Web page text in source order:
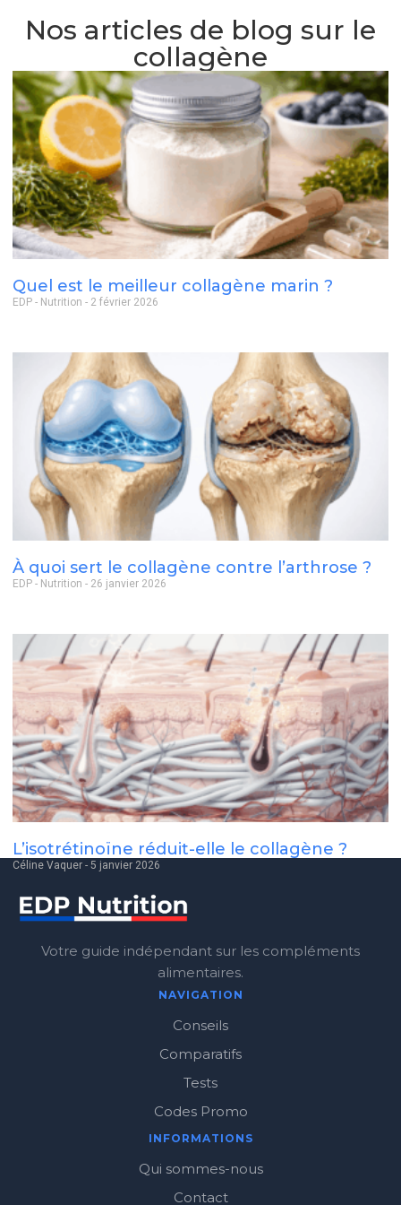
Nos articles de blog sur le
collagène
Quel est le meilleur collagène marin ?
EDP - Nutrition 2 février 2026
À quoi sert le collagène contre l’arthrose ?
EDP - Nutrition 26 janvier 2026
L’isotrétinoïne réduit-elle le collagène ?
Céline Vaquer 5 janvier 2026
Votre guide indépendant sur les compléments
alimentaires.
NAVIGATION
Conseils
Comparatifs
Tests
Codes Promo
INFORMATIONS
Qui sommes-nous
Contact